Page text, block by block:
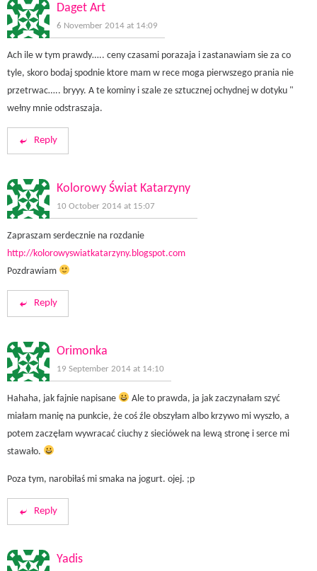
Daget Art
6 November 2014 at 14:09
Ach ile w tym prawdy….. ceny czasami porazaja i zastanawiam sie za co
tyle, skoro bodaj spodnie ktore mam w rece moga pierwszego prania nie
przetrwac….. bryyy. A te kominy i szale ze sztucznej ochydnej w dotyku "
wełny mnie odstraszaja.
Reply
Kolorowy Świat Katarzyny
10 October 2014 at 15:07
Zapraszam serdecznie na rozdanie
http://kolorowyswiatkatarzyny.blogspot.com
Pozdrawiam
Reply
Orimonka
19 September 2014 at 14:10
Hahaha, jak fajnie napisane
Ale to prawda, ja jak zaczynałam szyć
miałam manię na punkcie, że coś źle obszyłam albo krzywo mi wyszło, a
potem zaczęłam wywracać ciuchy z sieciówek na lewą stronę i serce mi
stawało.
Poza tym, narobiłaś mi smaka na jogurt. ojej. ;p
Reply
Yadis